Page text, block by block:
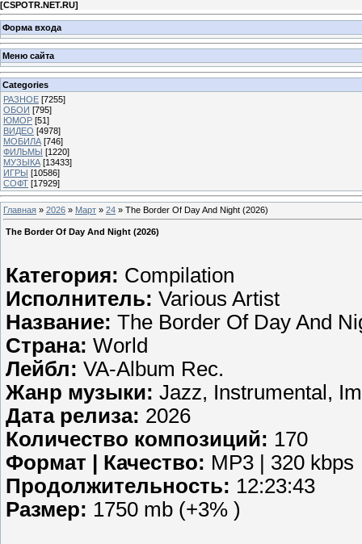
[CSPOTR.NET.RU]
Форма входа
Меню сайта
Categories
РАЗНОЕ [7255]
ОБОИ [795]
ЮМОР [51]
ВИДЕО [4978]
МОБИЛА [746]
ФИЛЬМЫ [1220]
МУЗЫКА [13433]
ИГРЫ [10586]
СОФТ [17929]
Главная » 2026 » Март » 24 » The Border Of Day And Night (2026)
The Border Of Day And Night (2026)
Категория: Compilation
Исполнитель: Various Artist
Название: The Border Of Day And
Страна: World
Лейбл: VA-Album Rec.
Жанр музыки: Jazz, Instrumental,
Дата релиза: 2026
Количество композиций: 170
Формат | Качество: MP3 | 320 kbps
Продолжительность: 12:23:43
Размер: 1750 mb (+3% )